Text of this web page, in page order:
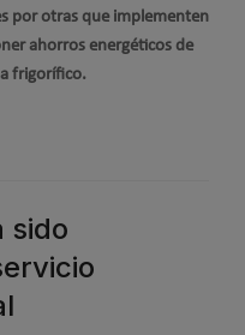
por otras que implementen
ahorros energéticos de
frigorífico.
sido